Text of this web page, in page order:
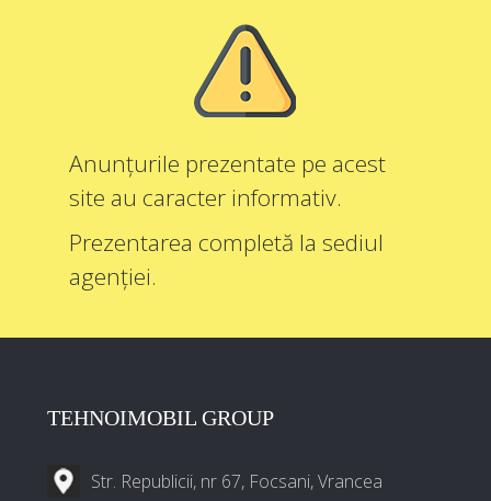
Anunțurile prezentate pe acest
site au caracter informativ.
Prezentarea completă la sediul
agenției.
TEHNOIMOBIL GROUP
Str. Republicii, nr 67, Focsani, Vrancea